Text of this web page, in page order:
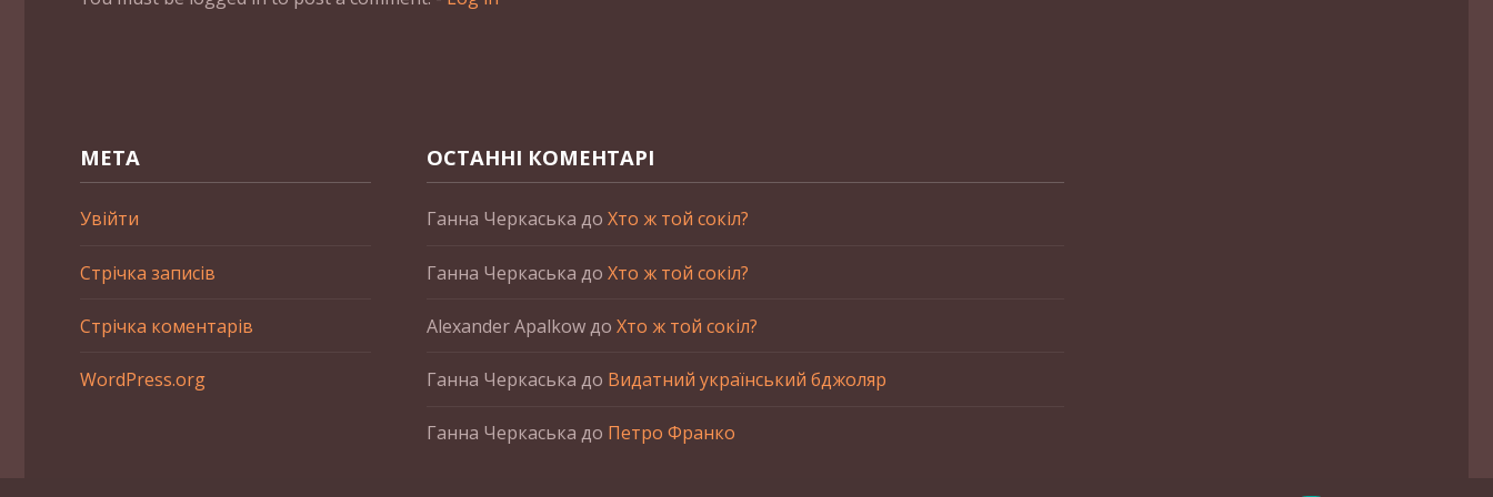
МЕТА
Увійти
Стрічка записів
Стрічка коментарів
WordPress.org
ОСТАННІ КОМЕНТАРІ
Ганна Черкаська до Хто ж той сокіл?
Ганна Черкаська до Хто ж той сокіл?
Alexander Apalkowдо Хто ж той сокіл?
Ганна Черкаська до Видатний український бджоляр
Ганна Черкаська до Петро Франко